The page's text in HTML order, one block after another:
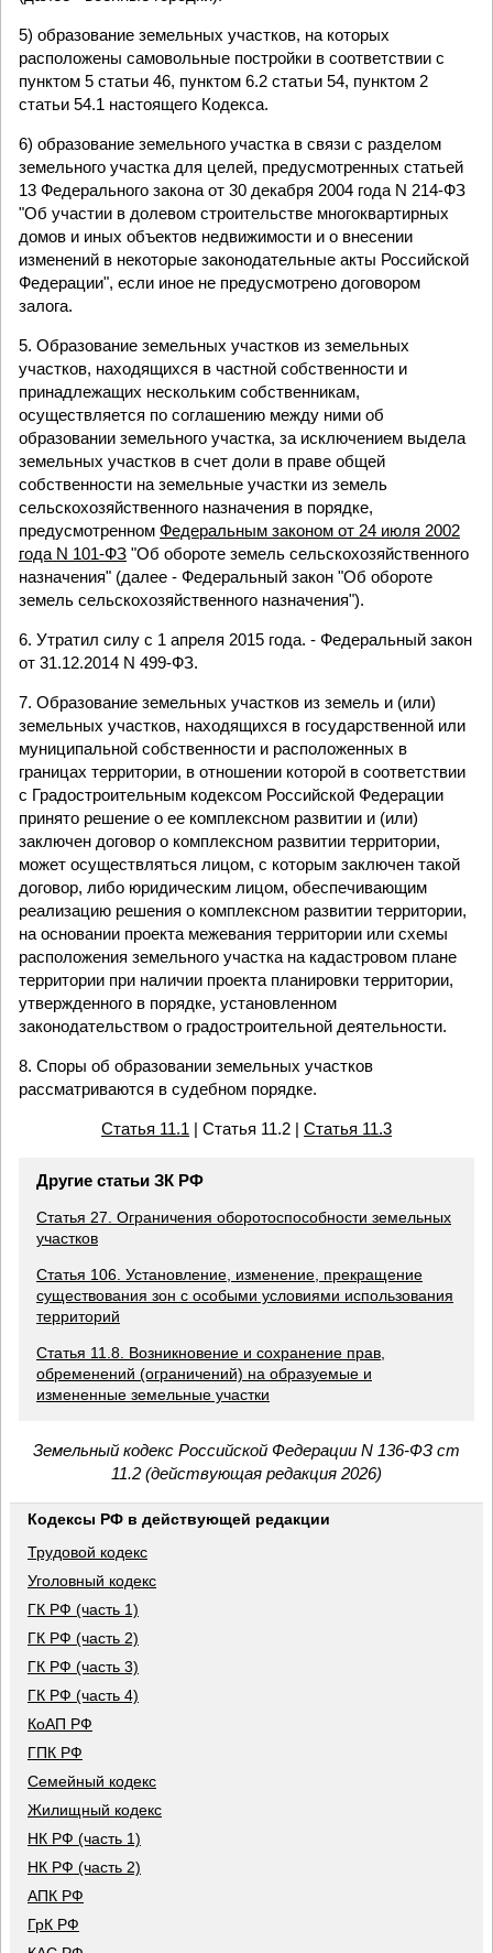
5) образование земельных участков, на которых
расположены самовольные постройки в соответствии с
пунктом 5 статьи 46, пунктом 6.2 статьи 54, пунктом 2
статьи 54.1 настоящего Кодекса.
6) образование земельного участка в связи с разделом
земельного участка для целей, предусмотренных статьей
13 Федерального закона от 30 декабря 2004 года N 214-ФЗ
"Об участии в долевом строительстве многоквартирных
домов и иных объектов недвижимости и о внесении
изменений в некоторые законодательные акты Российской
Федерации", если иное не предусмотрено договором
залога.
5. Образование земельных участков из земельных
участков, находящихся в частной собственности и
принадлежащих нескольким собственникам,
осуществляется по соглашению между ними об
образовании земельного участка, за исключением выдела
земельных участков в счет доли в праве общей
собственности на земельные участки из земель
сельскохозяйственного назначения в порядке,
предусмотренном Федеральным законом от 24 июля 2002
года N 101-ФЗ "Об обороте земель сельскохозяйственного
назначения" (далее - Федеральный закон "Об обороте
земель сельскохозяйственного назначения").
6. Утратил силу с 1 апреля 2015 года. - Федеральный закон
от 31.12.2014 N 499-ФЗ.
7. Образование земельных участков из земель и (или)
земельных участков, находящихся в государственной или
муниципальной собственности и расположенных в
границах территории, в отношении которой в соответствии
с Градостроительным кодексом Российской Федерации
принято решение о ее комплексном развитии и (или)
заключен договор о комплексном развитии территории,
может осуществляться лицом, с которым заключен такой
договор, либо юридическим лицом, обеспечивающим
реализацию решения о комплексном развитии территории,
на основании проекта межевания территории или схемы
расположения земельного участка на кадастровом плане
территории при наличии проекта планировки территории,
утвержденного в порядке, установленном
законодательством о градостроительной деятельности.
8. Споры об образовании земельных участков
рассматриваются в судебном порядке.
Статья 11.1 | Статья 11.2 | Статья 11.3
Другие статьи ЗК РФ
Статья 27. Ограничения оборотоспособности земельных
участков
Статья 106. Установление, изменение, прекращение
существования зон с особыми условиями использования
территорий
Статья 11.8. Возникновение и сохранение прав,
обременений (ограничений) на образуемые и
измененные земельные участки
Земельный кодекс Российской Федерации N 136-ФЗ ст
11.2 (действующая редакция 2026)
Кодексы РФ в действующей редакции
Трудовой кодекс
Уголовный кодекс
ГК РФ (часть 1)
ГК РФ (часть 2)
ГК РФ (часть 3)
ГК РФ (часть 4)
КоАП РФ
ГПК РФ
Семейный кодекс
Жилищный кодекс
НК РФ (часть 1)
НК РФ (часть 2)
АПК РФ
ГрК РФ